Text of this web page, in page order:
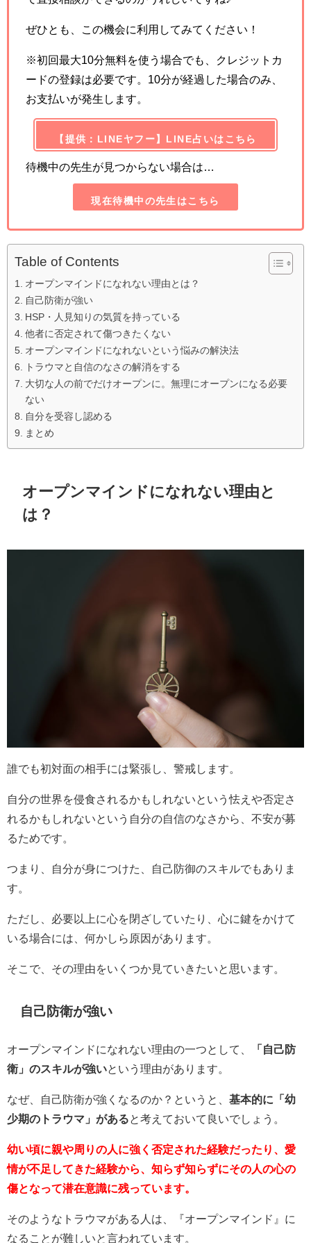
ぜひとも、この機会に利用してみてください！
※初回最大10分無料を使う場合でも、クレジットカ
ードの登録は必要です。10分が経過した場合のみ、
お支払いが発生します。
【提供：LINEヤフー】LINE占いはこちら
待機中の先生が見つからない場合は…
現在待機中の先生はこちら
Table of Contents
オープンマインドになれない理由とは？
自己防衛が強い
HSP・人見知りの気質を持っている
他者に否定されて傷つきたくない
オープンマインドになれないという悩みの解決法
トラウマと自信のなさの解消をする
大切な人の前でだけオープンに。無理にオープンになる必要
ない
自分を受容し認める
まとめ
オープンマインドになれない理由と
は？
誰でも初対面の相手には緊張し、警戒します。
自分の世界を侵食されるかもしれないという怯えや否定さ
れるかもしれないという自分の自信のなさから、不安が募
るためです。
つまり、自分が身につけた、自己防御のスキルでもありま
す。
ただし、必要以上に心を閉ざしていたり、心に鍵をかけて
いる場合には、何かしら原因があります。
そこで、その理由をいくつか見ていきたいと思います。
自己防衛が強い
オープンマインドになれない理由の一つとして、
「自己防
衛」のスキルが強いという理由があります。
なぜ、自己防衛が強くなるのか？というと、 基本的に「幼
少期のトラウマ」がある と考えておいて良いでしょう。
幼い頃に親や周りの人に強く否定された経験だったり、愛
情が不足してきた経験から、知らず知らずにその人の心の
傷となって潜在意識に残っています。
そのようなトラウマがある人は、『オープンマインド』に
なることが難しいと言われています。